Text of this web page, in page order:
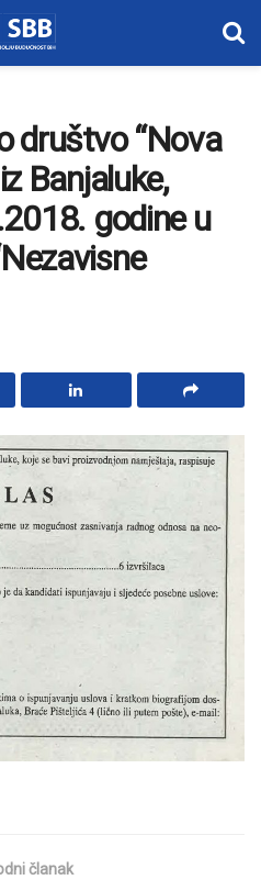
društvo “Nova
Banjaluke,
godine u
članak